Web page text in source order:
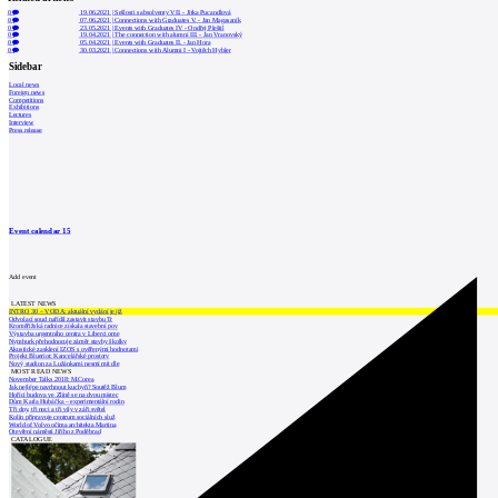
0 19.06.2021 |Sešlosti s absolventy VII. - Jitka Pucandlová
0
07.06.2021 |Connections with Graduates V. - Jan Magasaník
0
23.05.2021 |Events with Graduates IV - Ondřej Pleštil
0 19.04.2021 |The connection with alumni III. - Jan Vranovský
0
05.04.2021 |Events with Graduates II. - Jan Hora
0
30.03.2021 |Connections with Alumni I - Vojtěch Hybler
Sidebar
Local news
Foreign news
Competitions
Exhibitions
Lectures
Interview
Press release
Event calendar15
Add event
LATEST NEWS
INTRO 30 – VODA: aktuální vydání je již
Odvolací soud nařídil zastavit stavbu Tr
Kroměřížská radnice získala stavební pov
Výstavba urgentního centra v Liberci ome
Nymburk přehodnocuje záměr stavby školky
Akustické zasklení IZOS s ověřenými hodnotami
Projekt Blueriot: Kancelářské prostory
Nový stadion za Lužánkami nesmí mít dle
MOST READ NEWS
November Talks 2018: M.Corea
Jak nejlépe navrhnout kuchyň? Soutěž Blum
Hořící budova ve Zlíně se na dvou místec
Dům Karla Hubáčka – experimentální rodin
Tři dny, tři noci a tři vily v záři světel
Kolín připravuje centrum sociálních služ
World of Volvo očima architekta Martina
Otevření náměstí Jiřího z Poděbrad
CATALOGUE